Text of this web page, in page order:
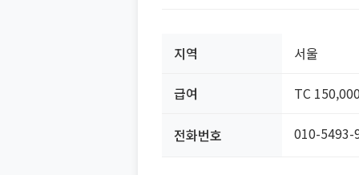
지역 서울
급여 TC
전화번호 010-5493-